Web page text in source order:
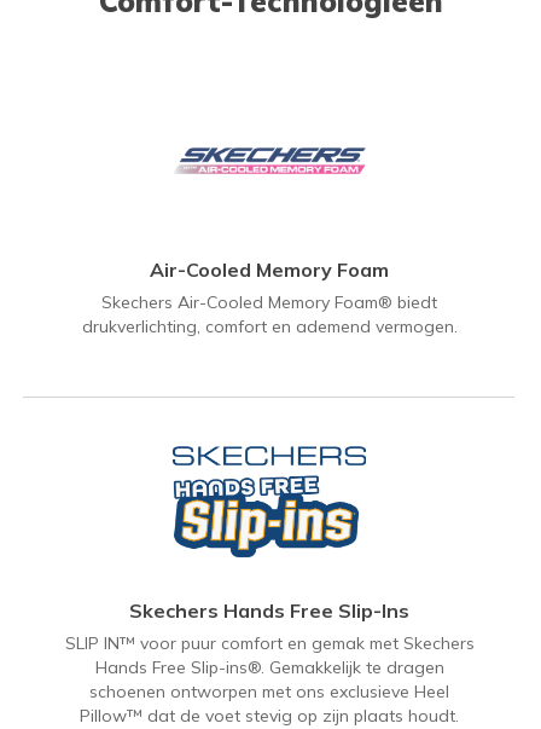
Air-Cooled Memory Foam
Skechers Air-Cooled Memory Foam® biedt
drukverlichting, comfort en ademend vermogen.
Skechers Hands Free Slip-Ins
SLIP IN™ voor puur comfort en gemak met Skechers
Hands Free Slip-ins®. Gemakkelijk te dragen
schoenen ontworpen met ons exclusieve Heel
Pillow™ dat de voet stevig op zijn plaats houdt.